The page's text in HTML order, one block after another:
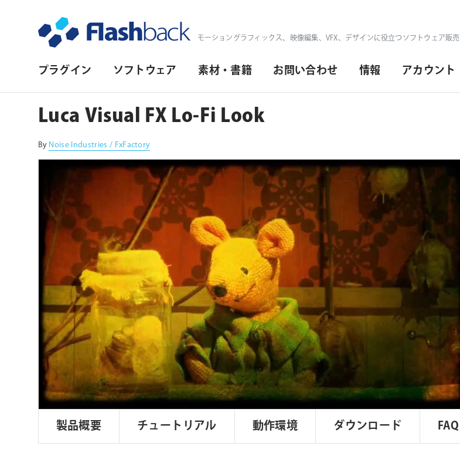
モーショングラフィックス、映像編集、VFX、デザインに役立つソフトウェア販売
プ
イ
マ
リ・
ビ
ゲ
ー
シ
ン
プラグイン ソフトウェア 素材・書籍 お問い合わせ 情報 アカウント
Luca Visual FX Lo-Fi Look
By Noise Industries / FxFactory
製品概要 チュートリアル 動作環境 ダウンロード FAQ